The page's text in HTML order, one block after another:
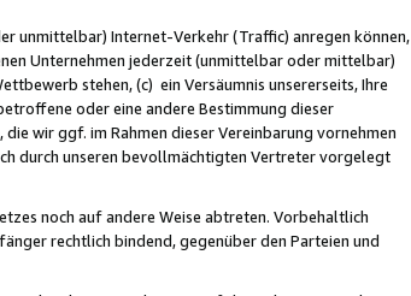
unmittelbar) Internet-Verkehr (Traffic) anregen können,
Unternehmen jederzeit (unmittelbar oder mittelbar)
stehen, (c) ein Versäumnis unsererseits, Ihre
oder eine andere Bestimmung dieser
wir ggf. im Rahmen dieser Vereinbarung vornehmen
durch unseren bevollmächtigten Vertreter vorgelegt
noch auf andere Weise abtreten. Vorbehaltlich
rechtlich bindend, gegenüber den Parteien und